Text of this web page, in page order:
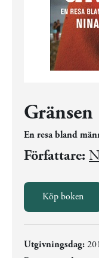
Gränsen
En resa bland
Författare:
Köp boken
Utgivningsdag: